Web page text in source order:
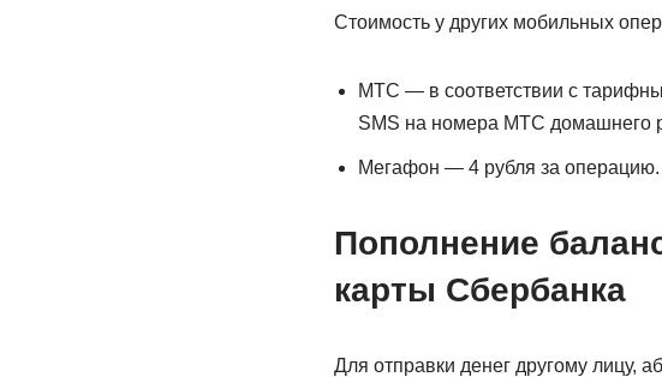
Стоимость у других мобильных
МТС — в соответствии с
SMS на номера МТС домашнего
Мегафон — 4 рубля за операцию.
Пополнение
карты Сбербанка
Для отправки денег другому лицу,